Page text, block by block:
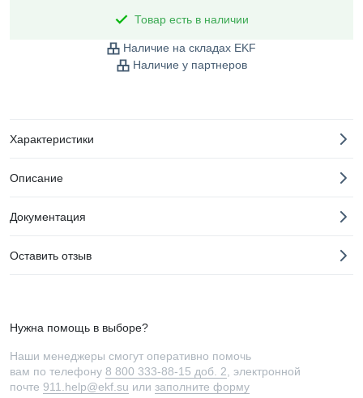
Товар есть в наличии
Наличие на складах EKF
Наличие у партнеров
Характеристики
Описание
Документация
Оставить отзыв
Нужна помощь в выборе?
Наши менеджеры смогут оперативно помочь
вам по телефону 8 800 333-88-15 доб. 2 , электронной
почте 911.help@ekf.su или заполните форму